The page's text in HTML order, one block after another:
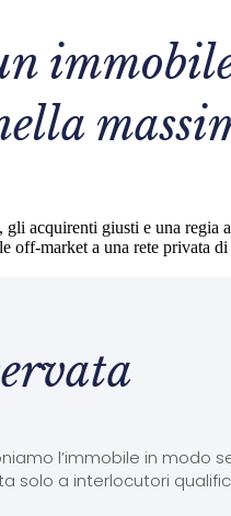
acquirenti giusti e una regia
off-market a una rete privata
l’immobile in
solo a interlocutori